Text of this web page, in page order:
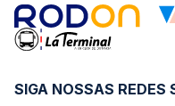
SIGA NOSSAS REDES